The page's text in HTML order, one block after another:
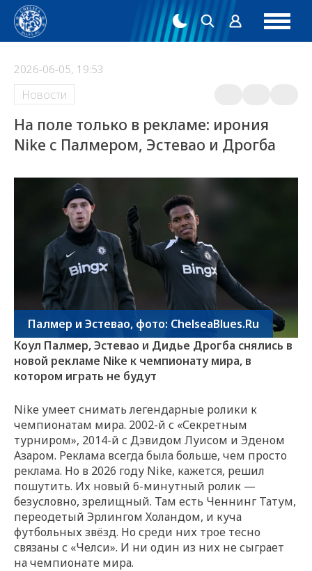
2026-06-05, 19:53
Новости
На поле только в рекламе: ирония
Nike с Палмером, Эстевао и Дрогба
Палмер и Эстевао, фото: ChelseaBlues.Ru
Коул Палмер, Эстевао и Дидье Дрогба снялись в
новой рекламе Nike к чемпионату мира, в
котором играть не будут
Nike умеет снимать легендарные ролики к
чемпионатам мира. 2002-й с «Секретным
турниром», 2014-й с Дэвидом Луисом и Эденом
Азаром. Реклама всегда была больше, чем просто
реклама. Но в 2026 году Nike, кажется, решил
пошутить. Их новый 6-минутный ролик —
безусловно, зрелищный. Там есть Ченнинг Татум,
переодетый Эрлингом Холандом, и куча
футбольных звёзд. Но среди них трое тесно
связаны с «Челси». И ни один из них не сыграет
на чемпионате мира.